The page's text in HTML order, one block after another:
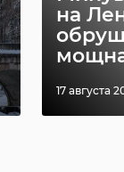
на
17 августа